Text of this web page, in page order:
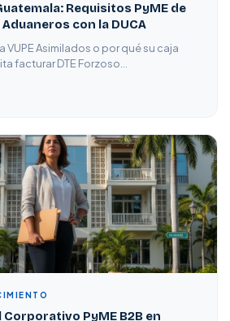
Requisitos PyME de
Aduaneros con la DUCA
VUPE Asimilados o por qué su caja
facturar DTE Forzoso…
PyME B2B en